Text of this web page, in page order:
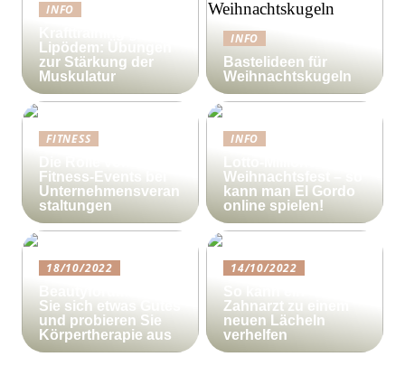
INFO
Lipödem: Übungen
zur Stärkung der
Muskulatur
INFO
Bastelideen für
Weihnachtskugeln
FITNESS
Fitness-Events bei
Unternehmensveran
staltungen
INFO
Weihnachtsfest – so
kann man El Gordo
online spielen!
18/10/2022
Sie sich etwas Gutes
und probieren Sie
Körpertherapie aus
14/10/2022
Zahnarzt zu einem
neuen Lächeln
verhelfen